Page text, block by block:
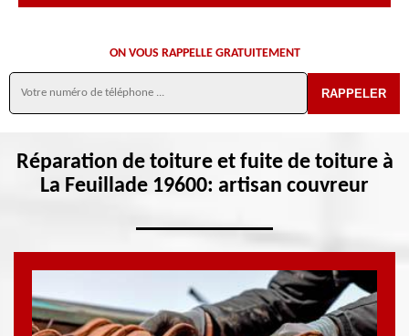
ON VOUS RAPPELLE GRATUITEMENT
Réparation de toiture et fuite de toiture à
La Feuillade 19600: artisan couvreur